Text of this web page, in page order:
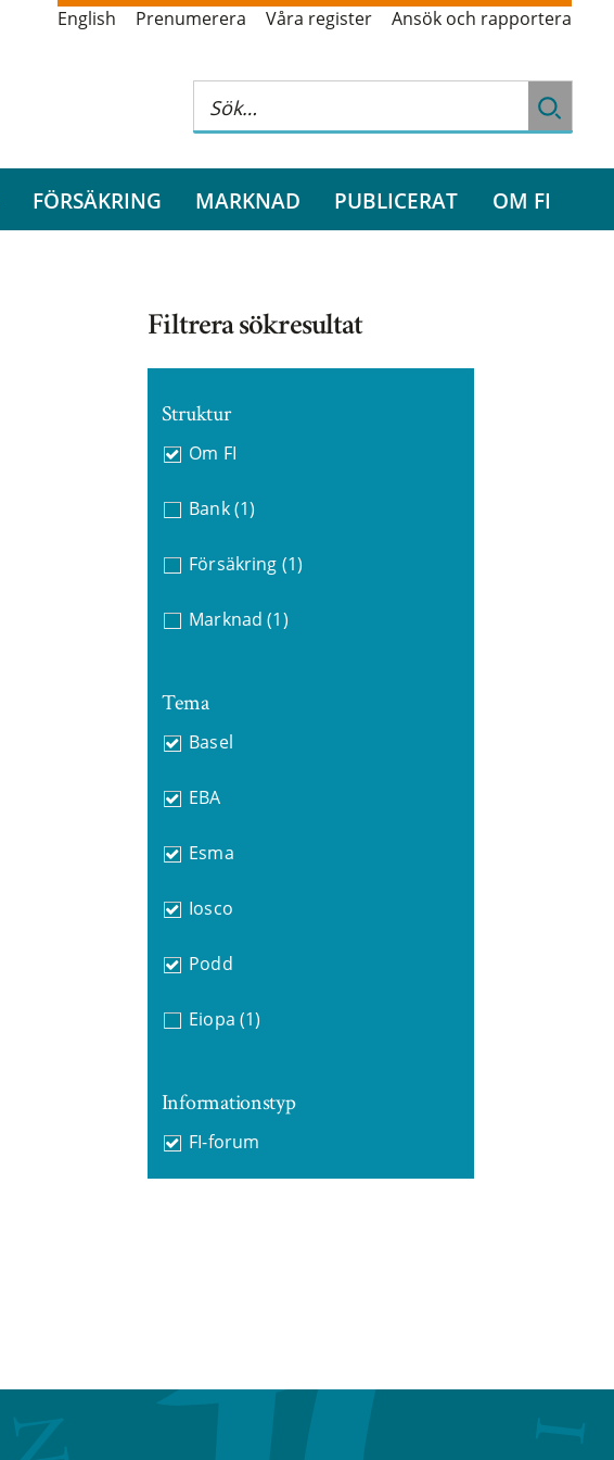
English Prenumerera Våra register Ansök och rapportera
FÖRSÄKRING MARKNAD PUBLICERAT OM FI
Filtrera sökresultat
Struktur
Om FI
Bank (1)
Försäkring (1)
Marknad (1)
Tema
Basel
EBA
Esma
Iosco
Podd
Eiopa (1)
Informationstyp
FI-forum